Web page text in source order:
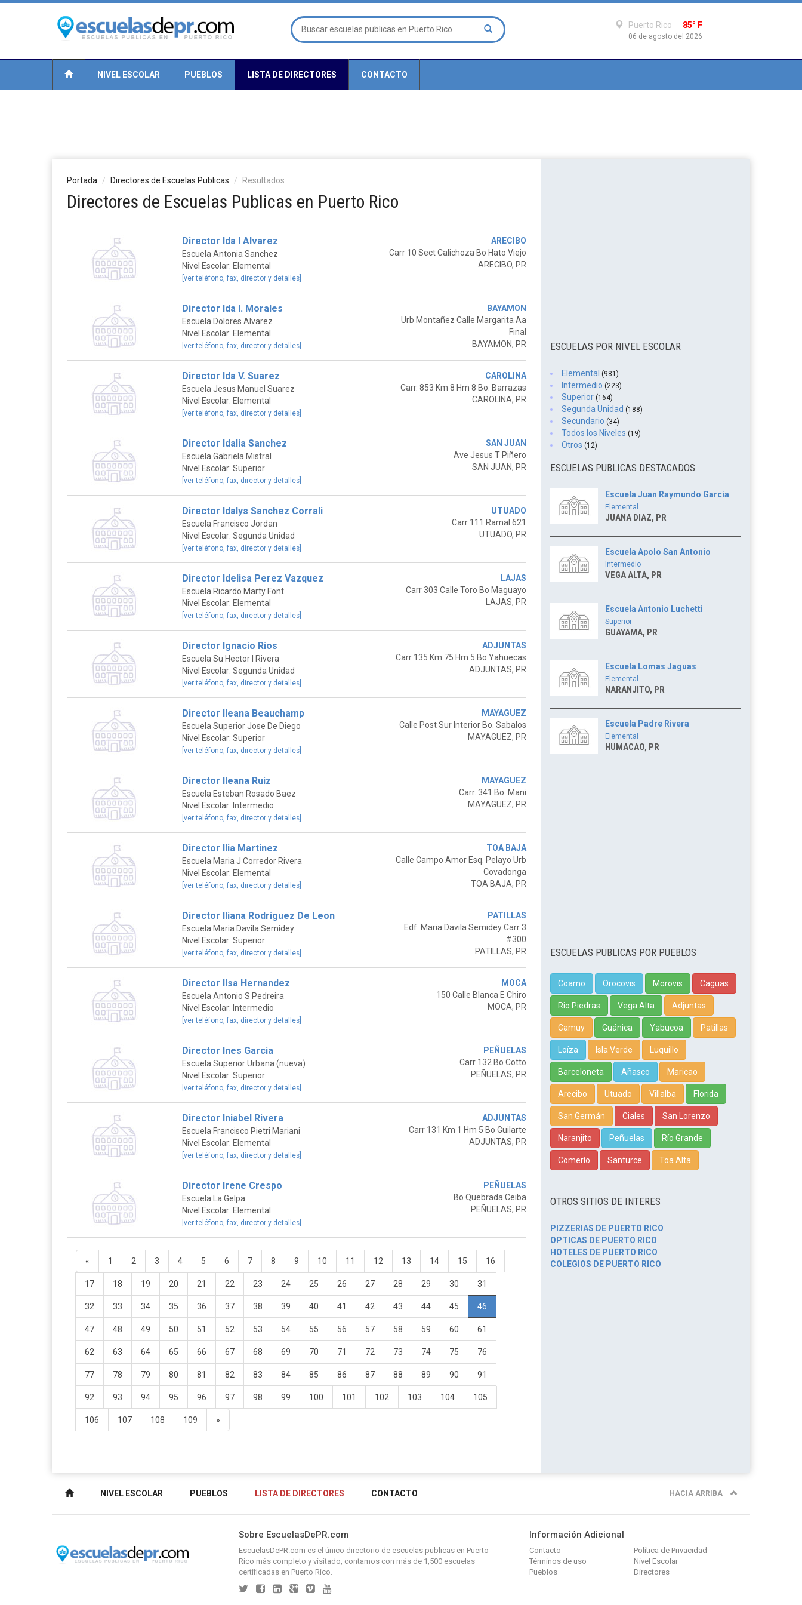
Puerto Rico 85° F
06 de agosto del 2026
NIVEL ESCOLAR PUEBLOS LISTA DE DIRECTORES CONTACTO
Portada Directores de Escuelas Publicas Resultados
Directores de Escuelas Publicas en Puerto Rico
Director Ida I Alvarez
Escuela Antonia Sanchez
Nivel Escolar: Elemental
[ver teléfono, fax, director y detalles]
ARECIBO
Carr 10 Sect Calichoza Bo Hato Viejo
ARECIBO, PR
Director Ida I. Morales
Escuela Dolores Alvarez
Nivel Escolar: Elemental
[ver teléfono, fax, director y detalles]
BAYAMON
Urb Montañez Calle Margarita Aa
Final
BAYAMON, PR
Director Ida V. Suarez
Escuela Jesus Manuel Suarez
Nivel Escolar: Elemental
[ver teléfono, fax, director y detalles]
CAROLINA
Carr. 853 Km 8 Hm 8 Bo. Barrazas
CAROLINA, PR
Director Idalia Sanchez
Escuela Gabriela Mistral
Nivel Escolar: Superior
[ver teléfono, fax, director y detalles]
SAN JUAN
Ave Jesus T Piñero
SAN JUAN, PR
Director Idalys Sanchez Corrali
Escuela Francisco Jordan
Nivel Escolar: Segunda Unidad
[ver teléfono, fax, director y detalles]
UTUADO
Carr 111 Ramal 621
UTUADO, PR
Director Idelisa Perez Vazquez
Escuela Ricardo Marty Font
Nivel Escolar: Elemental
[ver teléfono, fax, director y detalles]
LAJAS
Carr 303 Calle Toro Bo Maguayo
LAJAS, PR
Director Ignacio Rios
Escuela Su Hector I Rivera
Nivel Escolar: Segunda Unidad
[ver teléfono, fax, director y detalles]
ADJUNTAS
Carr 135 Km 75 Hm 5 Bo Yahuecas
ADJUNTAS, PR
Director Ileana Beauchamp
Escuela Superior Jose De Diego
Nivel Escolar: Superior
[ver teléfono, fax, director y detalles]
MAYAGUEZ
Calle Post Sur Interior Bo. Sabalos
MAYAGUEZ, PR
Director Ileana Ruiz
Escuela Esteban Rosado Baez
Nivel Escolar: Intermedio
[ver teléfono, fax, director y detalles]
MAYAGUEZ
Carr. 341 Bo. Mani
MAYAGUEZ, PR
Director Ilia Martinez
Escuela Maria J Corredor Rivera
Nivel Escolar: Elemental
[ver teléfono, fax, director y detalles]
TOA BAJA
Calle Campo Amor Esq. Pelayo Urb
Covadonga
TOA BAJA, PR
Director Iliana Rodriguez De Leon
Escuela Maria Davila Semidey
Nivel Escolar: Superior
[ver teléfono, fax, director y detalles]
PATILLAS
Edf. Maria Davila Semidey Carr 3
#300
PATILLAS, PR
Director Ilsa Hernandez
Escuela Antonio S Pedreira
Nivel Escolar: Intermedio
[ver teléfono, fax, director y detalles]
MOCA
150 Calle Blanca E Chiro
MOCA, PR
Director Ines Garcia
Escuela Superior Urbana (nueva)
Nivel Escolar: Superior
[ver teléfono, fax, director y detalles]
PEÑUELAS
Carr 132 Bo Cotto
PEÑUELAS, PR
Director Iniabel Rivera
Escuela Francisco Pietri Mariani
Nivel Escolar: Elemental
[ver teléfono, fax, director y detalles]
ADJUNTAS
Carr 131 Km 1 Hm 5 Bo Guilarte
ADJUNTAS, PR
Director Irene Crespo
Escuela La Gelpa
Nivel Escolar: Elemental
[ver teléfono, fax, director y detalles]
PEÑUELAS
Bo Quebrada Ceiba
PEÑUELAS, PR
« 1 2 3 4 5 6 7 8 9 10 11 12 13 14 15 16
17 18 19 20 21 22 23 24 25 26 27 28 29 30 31
32 33 34 35 36 37 38 39 40 41 42 43 44 45 46
47 48 49 50 51 52 53 54 55 56 57 58 59 60 61
62 63 64 65 66 67 68 69 70 71 72 73 74 75 76
77 78 79 80 81 82 83 84 85 86 87 88 89 90 91
92 93 94 95 96 97 98 99 100 101 102 103 104 105
106 107 108 109 »
ESCUELAS POR NIVEL ESCOLAR
Elemental (981)
Intermedio (223)
Superior (164)
Segunda Unidad (188)
Secundario (34)
Todos los Niveles (19)
Otros (12)
ESCUELAS PUBLICAS DESTACADOS
Escuela Juan Raymundo Garcia
Elemental
JUANA DIAZ, PR
Escuela Apolo San Antonio
Intermedio
VEGA ALTA, PR
Escuela Antonio Luchetti
Superior
GUAYAMA, PR
Escuela Lomas Jaguas
Elemental
NARANJITO, PR
Escuela Padre Rivera
Elemental
HUMACAO, PR
ESCUELAS PUBLICAS POR PUEBLOS
Coamo Orocovis Morovis Caguas
Rio Piedras Vega Alta Adjuntas
Camuy Guánica Yabucoa Patillas
Loíza Isla Verde Luquillo
Barceloneta Añasco Maricao
Arecibo Utuado Villalba Florida
San Germán Ciales San Lorenzo
Naranjito Peñuelas Río Grande
Comerío Santurce Toa Alta
OTROS SITIOS DE INTERES
PIZZERIAS DE PUERTO RICO
OPTICAS DE PUERTO RICO
HOTELES DE PUERTO RICO
COLEGIOS DE PUERTO RICO
NIVEL ESCOLAR PUEBLOS LISTA DE DIRECTORES CONTACTO HACIA ARRIBA
Sobre EscuelasDePR.com
EscuelasDePR.com es el único directorio de escuelas publicas en Puerto
Rico más completo y visitado, contamos con más de 1,500 escuelas
certificadas en Puerto Rico.
Información Adicional
Contacto
Política de Privacidad
Términos de uso
Nivel Escolar
Pueblos
Directores